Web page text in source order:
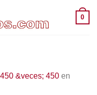
0
450 &veces; 450 en